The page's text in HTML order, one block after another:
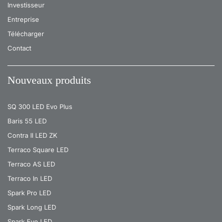
Investisseur
Entreprise
Télécharger
Contact
Nouveaux produits
SQ 300 LED Evo Plus
Baris 55 LED
Contra II LED ZK
Terraco Square LED
Terraco AS LED
Terraco In LED
Spark Pro LED
Spark Long LED